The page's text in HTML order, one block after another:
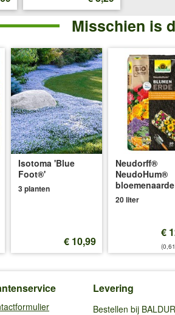
Misschien is
Isotoma 'Blue
Foot®'
3 planten
€ 10,99
Neudorff®
NeudoHum®
bloemenaarde
20 liter
€
Levering
Bestellen bij BALDUR